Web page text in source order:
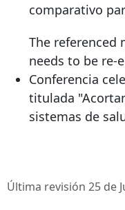
comparativo
The referenced
needs to be re-
Conferencia
titulada
sistemas de
Última revisión 25 de